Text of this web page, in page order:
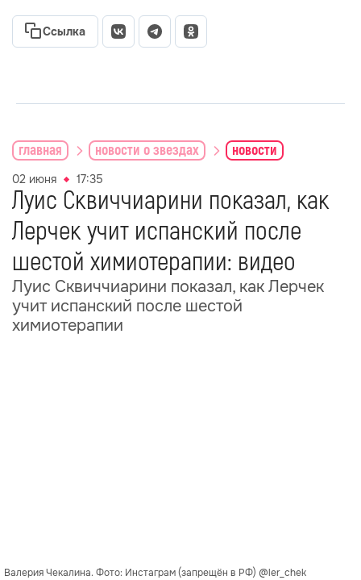
Ссылка
главная новости о звездах новости
02 июня 17:35
Луис Сквиччиарини показал, как
Лерчек учит испанский после
шестой химиотерапии: видео
Луис Сквиччиарини показал, как Лерчек
учит испанский после шестой
химиотерапии
Валерия Чекалина. Фото: Инстаграм (запрещён в РФ) @ler_chek